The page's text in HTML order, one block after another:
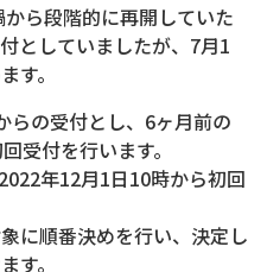
ら段階的に再開していた
としていましたが、7月1
す。
らの受付とし、6ヶ月前の
受付を行います。
年12月1日10時から初回
に順番決めを行い、決定し
す。